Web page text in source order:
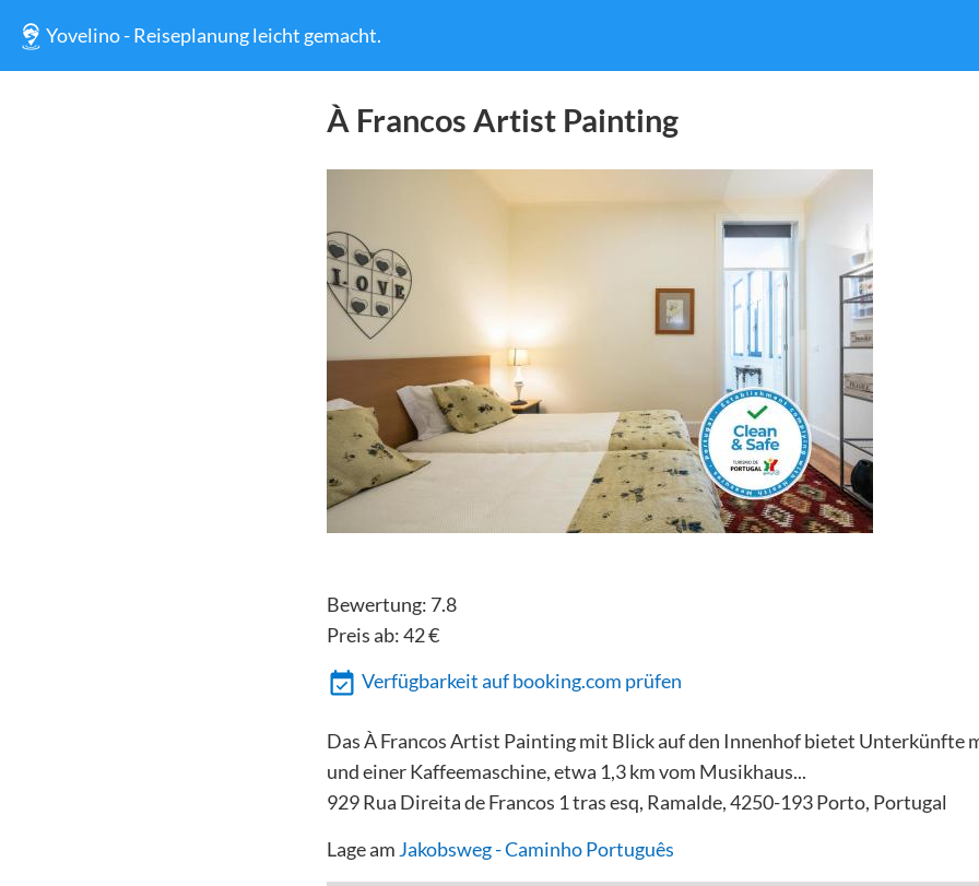
Yovelino - Reiseplanung leicht gemacht.
À Francos Artist Painting
Bewertung: 7.8
Preis ab:42€
Verfügbarkeit auf booking.com prüfen
Das À Francos Artist Painting mit Blick auf den Innenhof bietet Unterkünfte
und einer Kaffeemaschine, etwa 1,3 km vom Musikhaus...
929 Rua Direita de Francos 1 tras esq, Ramalde, 4250-193 Porto, Portugal
Lage am Jakobsweg - Caminho Português